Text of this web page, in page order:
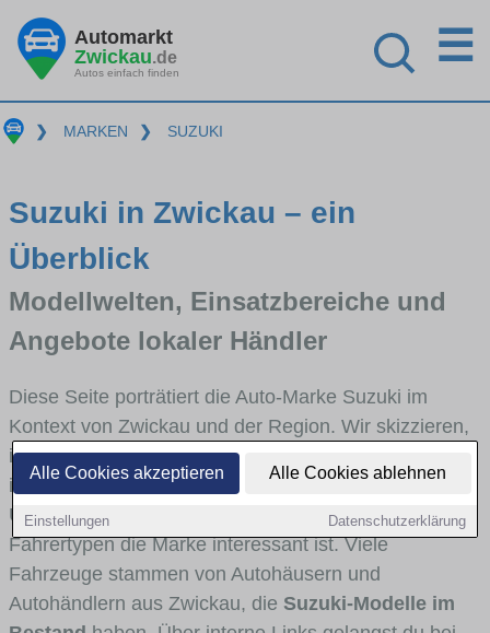
Alle Cookies akzeptieren Alle Cookies ablehnen
Einstellungen Datenschutzerklärung
Automarkt
Zwickau.de
Autos einfach finden
☰
❯ MARKEN ❯ SUZUKI
Suzuki in Zwickau – ein
Überblick
Modellwelten, Einsatzbereiche und
Angebote lokaler Händler
Diese Seite porträtiert die Auto-Marke Suzuki im
Kontext von Zwickau und der Region. Wir skizzieren,
in welchen Fahrzeugklassen Suzuki stark vertreten
ist, welche Modellreihen häufig im Stadt- und
Umlandverkehr zu sehen sind und für welche
Fahrertypen die Marke interessant ist. Viele
Fahrzeuge stammen von Autohäusern und
Autohändlern aus Zwickau, die Suzuki-Modelle im